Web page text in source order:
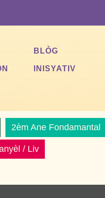
BLÒG
INISYATIV
2èm Ane Fondamantal
/ Liv